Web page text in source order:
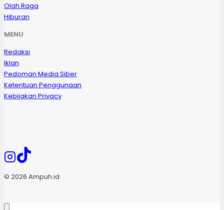
Olah Raga
Hiburan
MENU
Redaksi
Iklan
Pedoman Media Siber
Ketentuan Penggunaan
Kebijakan Privacy
© 2026 Ampuh.id